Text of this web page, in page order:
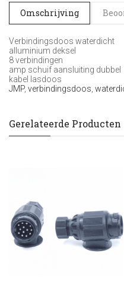
Omschrijving
Verbindingsdoos waterdicht
alluminium deksel
8 verbindingen
amp schuif aansluiting dubbel
kabel lasdoos
JMP, verbindingsdoos
Gerelateerde Producten